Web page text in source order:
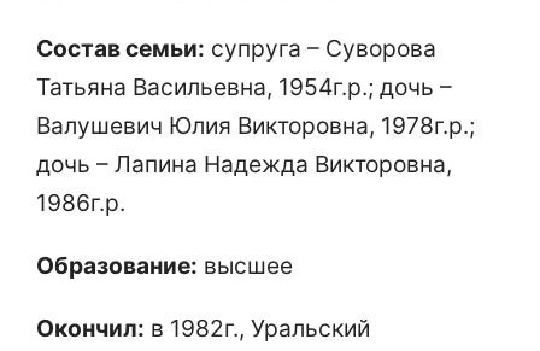
Состав семьи: супруга – Суворова
Татьяна Васильевна, 1954г.р.; дочь –
Валушевич Юлия Викторовна, 1978г.р.;
дочь – Лапина Надежда Викторовна,
1986г.р.
Образование: высшее
Окончил: в 1982г., Уральский